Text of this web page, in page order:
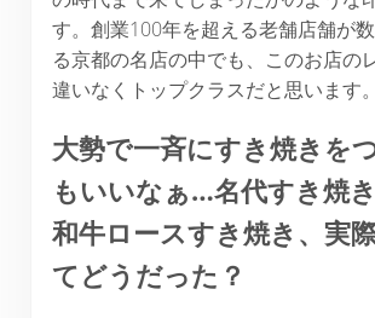
す。創業100年を超える老舗店舗が
る京都の名店の中でも、このお店の
違いなくトップクラスだと思います。
大勢で一斉にすき焼きを
もいいなぁ…名代すき焼
和牛ロースすき焼き、実
てどうだった？